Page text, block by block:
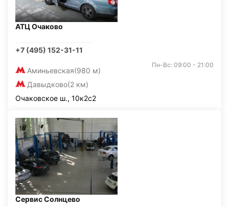
АТЦ Очаково
+7 (495) 152-31-11
Аминьевская(980 м)
Давыдково(2 км)
Пн-Вс: 09:00 - 21:00
Очаковское ш., 10к2с2
Сервис Солнцево